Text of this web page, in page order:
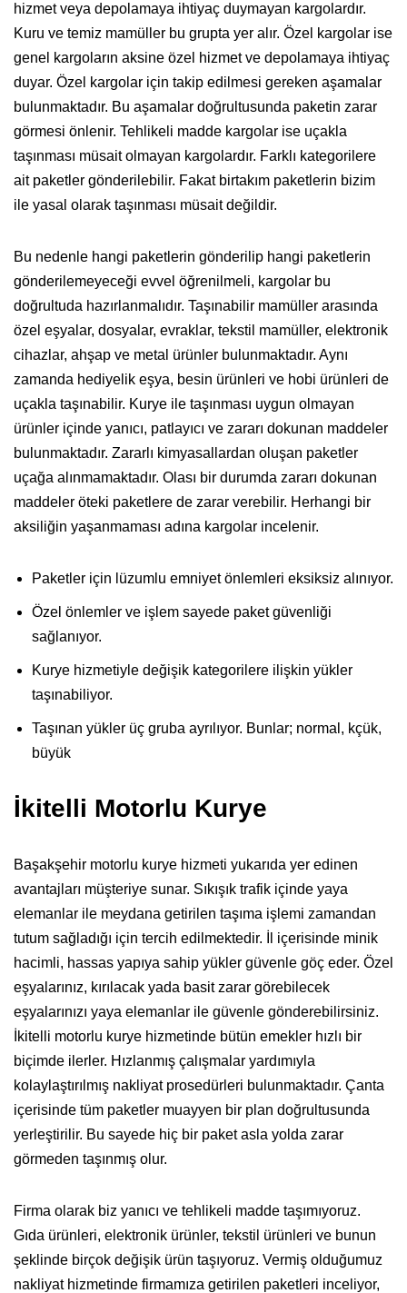
hizmet veya depolamaya ihtiyaç duymayan kargolardır.
Kuru ve temiz mamüller bu grupta yer alır. Özel kargolar ise
genel kargoların aksine özel hizmet ve depolamaya ihtiyaç
duyar. Özel kargolar için takip edilmesi gereken aşamalar
bulunmaktadır. Bu aşamalar doğrultusunda paketin zarar
görmesi önlenir. Tehlikeli madde kargolar ise uçakla
taşınması müsait olmayan kargolardır. Farklı kategorilere
ait paketler gönderilebilir. Fakat birtakım paketlerin bizim
ile yasal olarak taşınması müsait değildir.
Bu nedenle hangi paketlerin gönderilip hangi paketlerin
gönderilemeyeceği evvel öğrenilmeli, kargolar bu
doğrultuda hazırlanmalıdır. Taşınabilir mamüller arasında
özel eşyalar, dosyalar, evraklar, tekstil mamüller, elektronik
cihazlar, ahşap ve metal ürünler bulunmaktadır. Aynı
zamanda hediyelik eşya, besin ürünleri ve hobi ürünleri de
uçakla taşınabilir. Kurye ile taşınması uygun olmayan
ürünler içinde yanıcı, patlayıcı ve zararı dokunan maddeler
bulunmaktadır. Zararlı kimyasallardan oluşan paketler
uçağa alınmamaktadır. Olası bir durumda zararı dokunan
maddeler öteki paketlere de zarar verebilir. Herhangi bir
aksiliğin yaşanmaması adına kargolar incelenir.
Paketler için lüzumlu emniyet önlemleri eksiksiz alınıyor.
Özel önlemler ve işlem sayede paket güvenliği
sağlanıyor.
Kurye hizmetiyle değişik kategorilere ilişkin yükler
taşınabiliyor.
Taşınan yükler üç gruba ayrılıyor. Bunlar; normal, kçük,
büyük
İkitelli Motorlu Kurye
Başakşehir motorlu kurye hizmeti yukarıda yer edinen
avantajları müşteriye sunar. Sıkışık trafik içinde yaya
elemanlar ile meydana getirilen taşıma işlemi zamandan
tutum sağladığı için tercih edilmektedir. İl içerisinde minik
hacimli, hassas yapıya sahip yükler güvenle göç eder. Özel
eşyalarınız, kırılacak yada basit zarar görebilecek
eşyalarınızı yaya elemanlar ile güvenle gönderebilirsiniz.
İkitelli motorlu kurye hizmetinde bütün emekler hızlı bir
biçimde ilerler. Hızlanmış çalışmalar yardımıyla
kolaylaştırılmış nakliyat prosedürleri bulunmaktadır. Çanta
içerisinde tüm paketler muayyen bir plan doğrultusunda
yerleştirilir. Bu sayede hiç bir paket asla yolda zarar
görmeden taşınmış olur.
Firma olarak biz yanıcı ve tehlikeli madde taşımıyoruz.
Gıda ürünleri, elektronik ürünler, tekstil ürünleri ve bunun
şeklinde birçok değişik ürün taşıyoruz. Vermiş olduğumuz
nakliyat hizmetinde firmamıza getirilen paketleri inceliyor,